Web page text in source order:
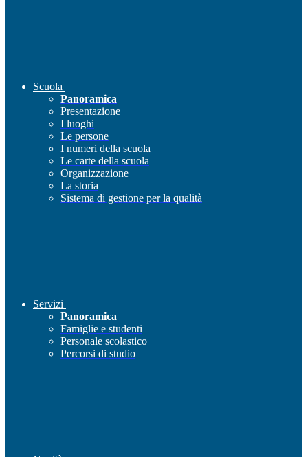
Scuola
Panoramica
Presentazione
I luoghi
Le persone
I numeri della scuola
Le carte della scuola
Organizzazione
La storia
Sistema di gestione per la qualità
Servizi
Panoramica
Famiglie e studenti
Personale scolastico
Percorsi di studio